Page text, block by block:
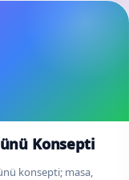
Konsepti
konsepti; masa,